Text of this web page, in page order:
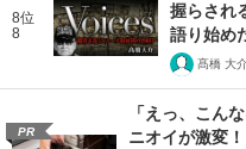
8位
8
握らされ
語り始め
髙橋 大
PR
「えっ、こん
ニオイが激変